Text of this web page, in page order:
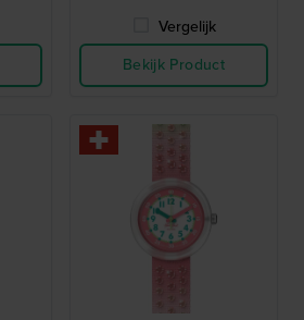
Vergelijk
Bekijk Product